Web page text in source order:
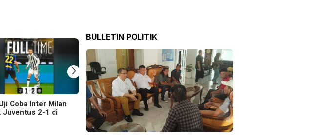
Coba Inter Milan
Juventus 2-1 di
Lagu Ungu ‘Utara-Selatan’
Trending 3 YouTube
Juventus Gratiskan Laga Uji
Coba Pramusim 2026, Cek
Jadwal Lengkapnya
›
BULLETIN POLITIK